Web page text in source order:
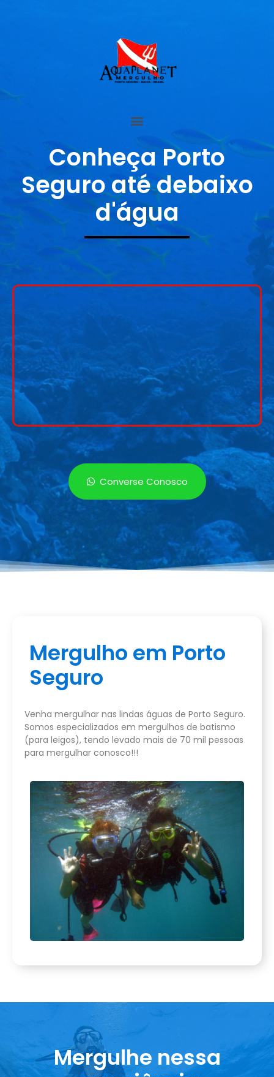
Conheça Porto
Seguro até debaixo
d'água
Converse Conosco
Mergulho em Porto
Seguro
Venha mergulhar nas lindas águas de Porto Seguro.
Somos especializados em mergulhos de batismo
(para leigos), tendo levado mais de 70 mil pessoas
para mergulhar conosco!!!
Mergulhe nessa